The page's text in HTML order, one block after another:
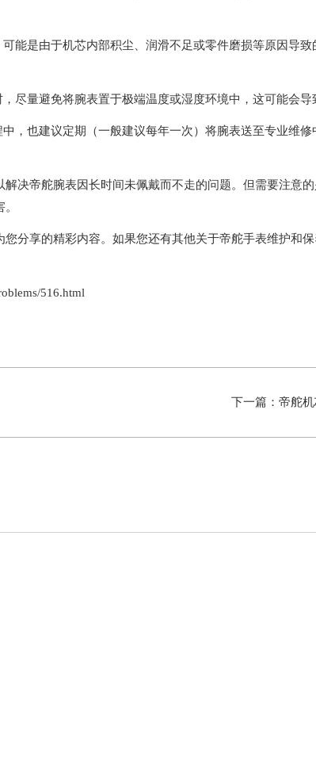
是由于机芯内部积尘、润滑不足或零件磨损等原因导致
量避免将腕表置于极端温度或湿度环境中，这可能会导
也建议定期（一般建议每年一次）将腕表送至专业维修
帝舵腕表因长时间未佩戴而不走的问题。但需要注意的
您分享的精彩内容。如果您还有其他关于帝舵手表维护和
516.html
下一篇： 帝舵